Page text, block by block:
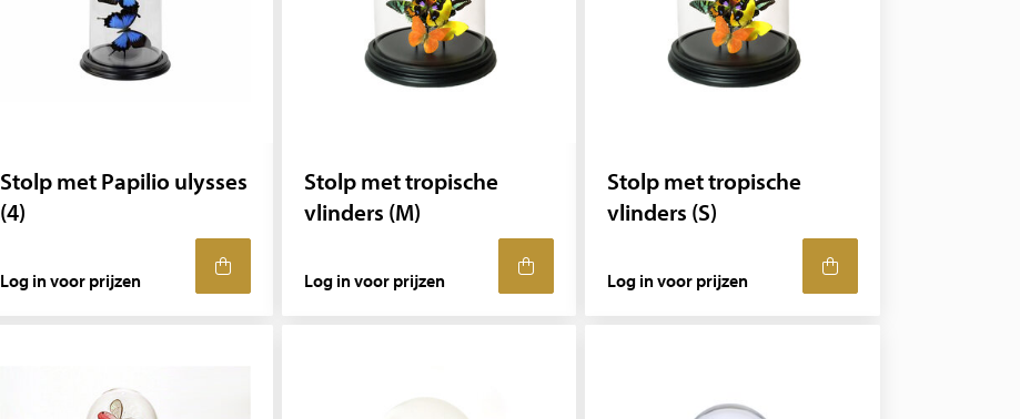
Stolp met Papilio ulysses
(4)
Log in voor prijzen
Stolp met tropische
vlinders (M)
Log in voor prijzen
Stolp met tropische
vlinders (S)
Log in voor prijzen